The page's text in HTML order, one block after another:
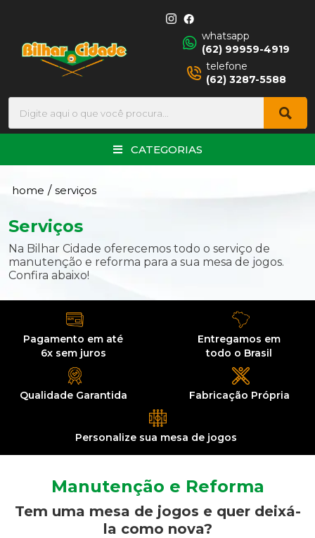
whatsapp
(62) 99959-4919
telefone
(62) 3287-5588
CATEGORIAS
home / serviços
Serviços
Na Bilhar Cidade oferecemos todo o serviço de
manutenção e reforma para a sua mesa de jogos.
Confira abaixo!
Pagamento em até
6x sem juros
Entregamos em
todo o Brasil
QualidadeGarantida Fabricação Própria
Personalize sua mesa de jogos
Manutenção e Reforma
Tem uma mesa de jogos e quer deixá-
la como nova?